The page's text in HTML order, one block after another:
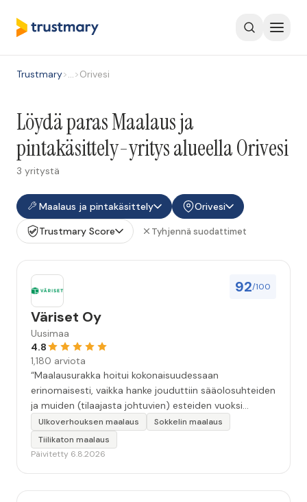
Trustmary>…>Orivesi
Löydä paras Maalaus ja
pintakäsittely-yritys alueella Orivesi
3 yritystä
Maalaus ja pintakäsittely
Orivesi
Trustmary Score
Tyhjennä suodattimet
92/100
Väriset Oy
Uusimaa
4.8
1,180 arviota
“Maalausurakka hoitui kokonaisuudessaan
erinomaisesti, vaikka hanke jouduttiin sääolosuhteiden
ja muiden (tilaajasta johtuvien) esteiden vuoksi
keskeyttämään n. 3 viikoksi. Maalaistulos on oikein
hyvä, yhteydenpito erinomaista, jälkityöt tehtiin
huolellisesti. Suosittelen. Erityiskiitos itse maalareille:
Ulkoverhouksen maalaus
Sokkelin maalaus
Tiilikaton maalaus
Päivitetty 6.8.2026